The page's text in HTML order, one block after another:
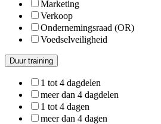
Marketing
Verkoop
Ondernemingsraad (OR)
Voedselveiligheid
Duur training
1 tot 4 dagdelen
meer dan 4 dagdelen
1 tot 4 dagen
meer dan 4 dagen